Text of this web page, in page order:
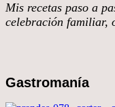
Mis recetas paso a
celebración familiar,
Gastromanía